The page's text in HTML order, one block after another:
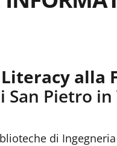
alla
San Pietro in
di Ingegneria